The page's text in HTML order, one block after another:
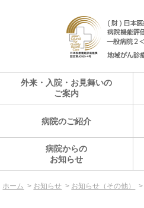
外来・入院・お見舞いの
ご案内
病院のご紹介
病院からの
お知らせ
ホーム お知らせ お知らせ（その他）